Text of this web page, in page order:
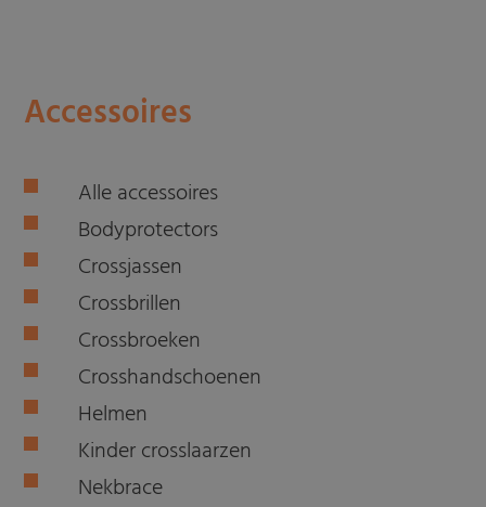
Accessoires
Alle accessoires
Bodyprotectors
Crossjassen
Crossbrillen
Crossbroeken
Crosshandschoenen
Helmen
Kinder crosslaarzen
Nekbrace